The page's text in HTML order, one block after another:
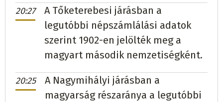
20:27
A Tőketerebesi járásban a
legutóbbi népszámlálási adatok
szerint 1902-en jelölték meg a
magyart második nemzetiségként.
20:25
A Nagymihályi járásban a
magyarság részaránya a legutóbbi